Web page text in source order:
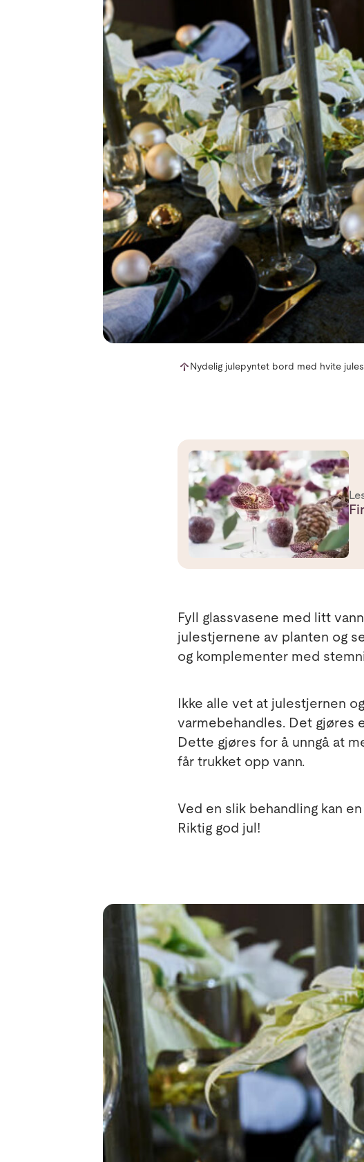
Nydelig julepyntet bord med hvite
Les mer om Finn din stil på julebordpynten
Fyll glassvasene med litt
julestjernene av planten og
og komplementer med
Ikke alle vet at julestjernen
varmebehandles. Det gjøres
Dette gjøres for å unngå at
får trukket opp vann.
Ved en slik behandling kan
Riktig god jul!